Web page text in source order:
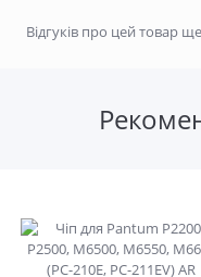
Відгуків про цей товар